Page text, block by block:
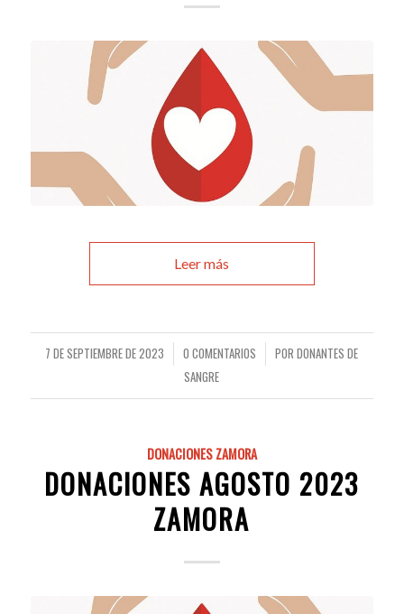
Leer más
7 DE SEPTIEMBRE DE 2023
/ 0 COMENTARIOS
/ PORDONANTES DE
SANGRE
DONACIONES ZAMORA
DONACIONES AGOSTO 2023
ZAMORA